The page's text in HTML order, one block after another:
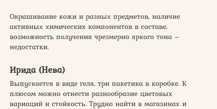
Окрашивание кожи и разных предметов, наличие
активных химических компонентов в составе,
возможность получения чрезмерно яркого тона –
недостатки.
Ирида (Нева)
Выпускается в виде геля, три пакетика в коробке. К
плюсам можно отнести разнообразие цветовых
вариаций и стойкость. Трудно найти в магазинах и